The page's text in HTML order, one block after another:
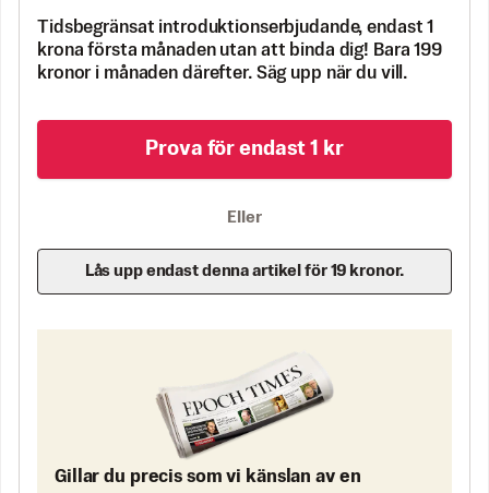
Tidsbegränsat introduktionserbjudande, endast 1
krona första månaden utan att binda dig! Bara 199
kronor i månaden därefter. Säg upp när du vill.
Prova för endast 1 kr
Eller
Lås upp endast denna artikel för 19 kronor.
Gillar du precis som vi känslan av en